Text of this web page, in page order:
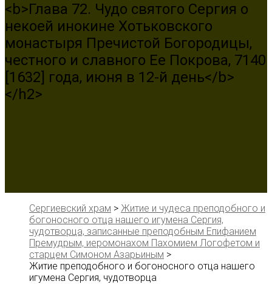
<b>Глава 72. Чудо святого Сергия о
некоей инокине Хотьковского
монастыря Пречистой Богородицы,
честного и славного Ее Покрова, 7140
[1632] года, июня в 12-й день</b>
</h2>
Сергиевский храм > Житие и чудеса преподобного и
богоносного отца нашего игумена Сергия,
чудотворца, записанные преподобным Епифанием
Премудрым, иеромонахом Пахомием Логофетом и
старцем Симоном Азарьиным >
Житие преподобного и богоносного отца нашего
игумена Сергия, чудотворца